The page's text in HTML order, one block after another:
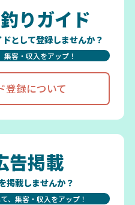
りガイド
として登録しませんか？
集客・収入をアップ！
登録について
告掲載
掲載しませんか？
、集客・収入をアップ！